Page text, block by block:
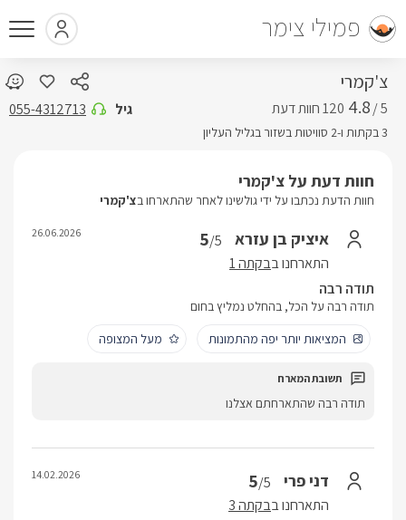
פמילי צימר
צ'קמרי
5 /
4.8
3 בקתות ו-2 סוויטות בשזור בגליל העליון
גיל 055-4312713
חוות דעת על צ'קמרי
חוות הדעת נכתבו על ידי גולשינו לאחר שהתארחו בצ'קמרי
איציק בן עזרא 5/5
התארחנו בבקתה 1
26.06.2026
תודה רבה
תודה רבה על הכל, בהחלט נמליץ בחום
המציאות יותר יפה מהתמונות
מעל המצופה
תודה רבה שהתארחתם אצלנו
דני פרי 5/5
התארחנו בבקתה 3
14.02.2026